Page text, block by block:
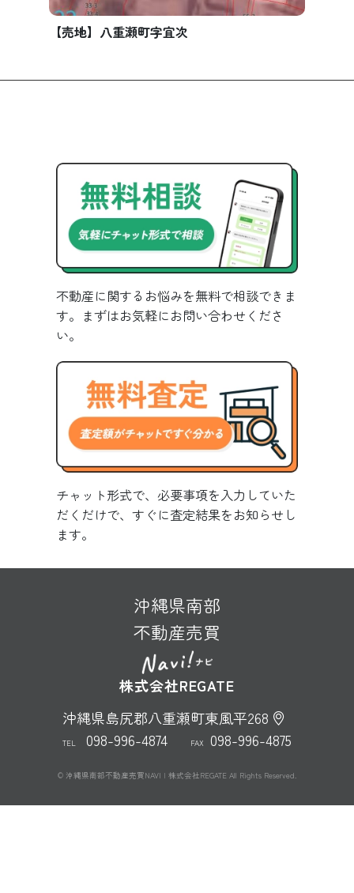
【売地】八重瀬町字宜次
不動産に関するお悩みを無料で相談できま
す。まずはお気軽にお問い合わせくださ
い。
チャット形式で、必要事項を入力していた
だくだけで、すぐに査定結果をお知らせし
ます。
沖縄県南部
不動産売買
株式会社REGATE
沖縄県島尻郡八重瀬町東風平268
TEL 098-996-4874 FAX 098-996-4875
© 沖縄県南部不動産売買NAVI | 株式会社REGATE All Rights Reserved.